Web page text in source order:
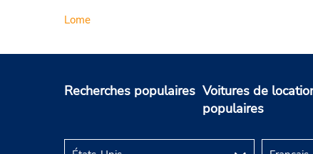
Lome
Recherches populaires Voitures de
populaires